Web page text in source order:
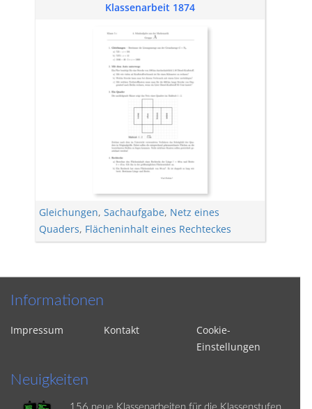
Klassenarbeit 1874
Gleichungen, Sachaufgabe, Netz eines
Quaders, Flächeninhalt eines Rechteckes
Informationen
Impressum Kontakt
Cookie-
Einstellungen
Neuigkeiten